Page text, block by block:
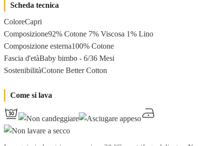
Scheda tecnica
ColoreCapri
Composizione92% Cotone 7% Viscosa 1% Lino
Composizione esterna100% Cotone
Fascia d'etàBaby bimbo - 6/36 Mesi
SostenibilitàCotone Better Cotton
Come si lava